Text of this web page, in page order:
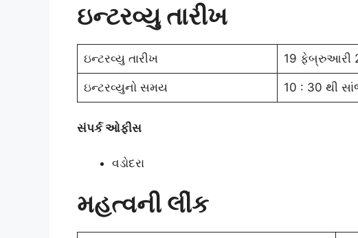
ઇન્ટરવ્યુ તારીખ
ઇન્ટરવ્યુ તારીખ 19 ફેબ્રુઆરી
ઇન્ટરવ્યુનો સમય 10 : 30 થી
સંપર્ક ઓફીસ
વડોદરા
મહત્વની લીંક